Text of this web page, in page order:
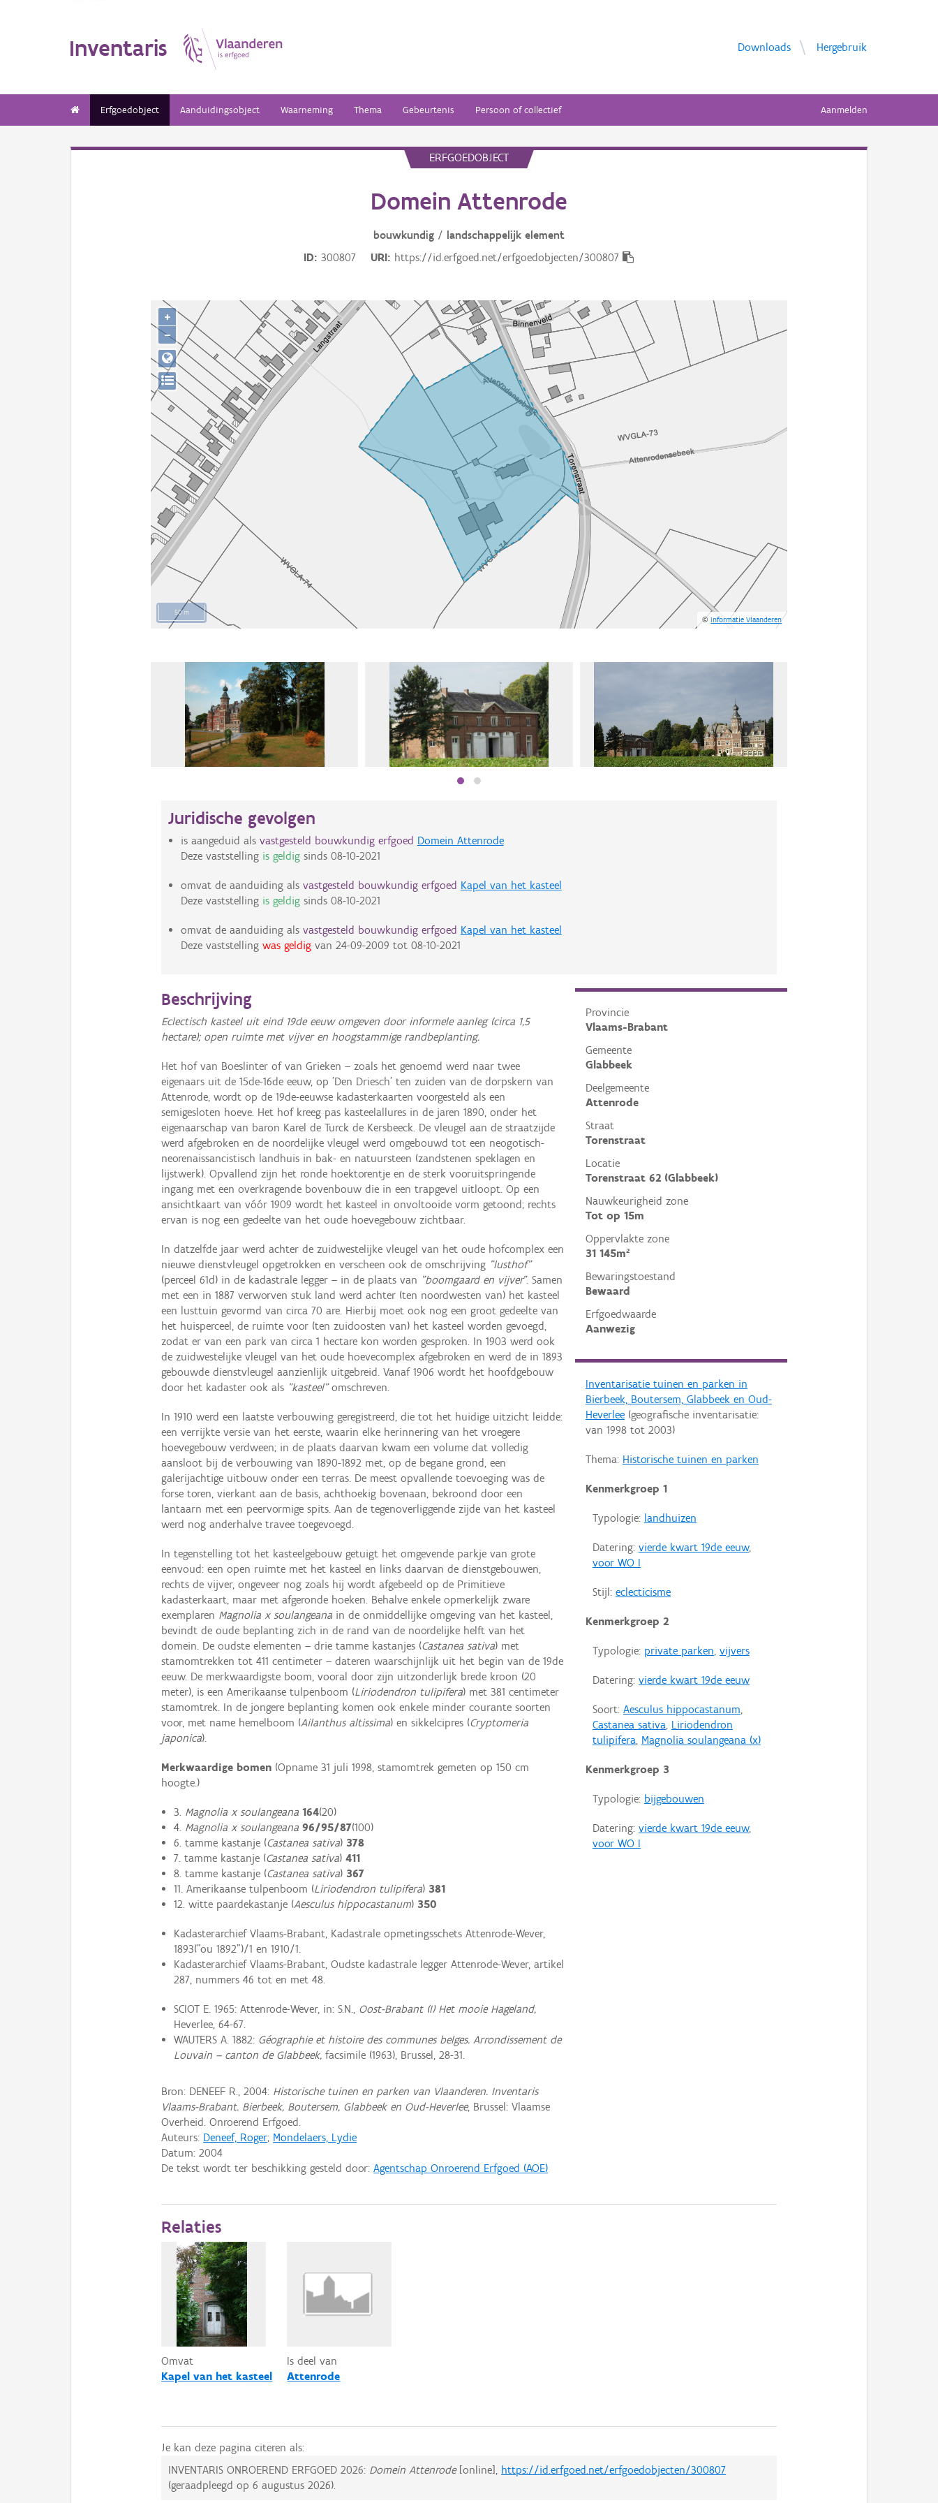
Inventaris Downloads Hergebruik
Erfgoedobject Aanduidingsobject Waarneming Thema Gebeurtenis Persoon of collectief Aanmelden
ERFGOEDOBJECT
Domein Attenrode
bouwkundig/ landschappelijk element
ID
300807 URI https://id.erfgoed.net/erfgoedobjecten/300807
50 m
©Informatie Vlaanderen
+
−
Juridische gevolgen
is aangeduid als vastgesteld bouwkundig erfgoed Domein Attenrode
Deze vaststelling is geldigsinds 08-10-2021
omvat de aanduiding als vastgesteld bouwkundig erfgoed Kapel van het kasteel
Deze vaststelling is geldigsinds 08-10-2021
omvat de aanduiding als vastgesteld bouwkundig erfgoed Kapel van het kasteel
Deze vaststelling was geldigvan 24-09-2009 tot 08-10-2021
Provincie
Vlaams-Brabant
Gemeente
Glabbeek
Deelgemeente
Attenrode
Straat
Torenstraat
Locatie
Torenstraat 62 (Glabbeek)
Nauwkeurigheid zone
Tot op 15m
Oppervlakte zone
31 145m²
Bewaringstoestand
Bewaard
Erfgoedwaarde
Aanwezig
Inventarisatie tuinen en parken in
Bierbeek, Boutersem, Glabbeek en Oud-
Heverlee(geografische inventarisatie:
van 1998tot 2003)
Thema: Historische tuinen en parken
Kenmerkgroep 1
Typologie: landhuizen
Datering: vierde kwart 19de eeuw,
voor WO I
Stijl: eclecticisme
Kenmerkgroep 2
Typologie: private parken, vijvers
Datering: vierde kwart 19de eeuw
Soort: Aesculus hippocastanum,
Castanea sativa, Liriodendron
tulipifera, Magnolia soulangeana (x)
Kenmerkgroep 3
Typologie: bijgebouwen
Datering: vierde kwart 19de eeuw,
voor WO I
Beschrijving
Eclectisch kasteel uit eind 19de eeuw omgeven door informele aanleg (circa 1,5
hectare); open ruimte met vijver en hoogstammige randbeplanting.
Het hof van Boeslinter of van Grieken – zoals het genoemd werd naar twee
eigenaars uit de 15de-16de eeuw, op 'Den Driesch' ten zuiden van de dorpskern van
Attenrode, wordt op de 19de-eeuwse kadasterkaarten voorgesteld als een
semigesloten hoeve. Het hof kreeg pas kasteelallures in de jaren 1890, onder het
eigenaarschap van baron Karel de Turck de Kersbeeck. De vleugel aan de straatzijde
werd afgebroken en de noordelijke vleugel werd omgebouwd tot een neogotisch-
neorenaissancistisch landhuis in bak- en natuursteen (zandstenen speklagen en
lijstwerk). Opvallend zijn het ronde hoektorentje en de sterk vooruitspringende
ingang met een overkragende bovenbouw die in een trapgevel uitloopt. Op een
ansichtkaart van vóór 1909 wordt het kasteel in onvoltooide vorm getoond; rechts
ervan is nog een gedeelte van het oude hoevegebouw zichtbaar.
In datzelfde jaar werd achter de zuidwestelijke vleugel van het oude hofcomplex een
nieuwe dienstvleugel opgetrokken en verscheen ook de omschrijving "lusthof"
(perceel 61d) in de kadastrale legger – in de plaats van "boomgaard en vijver". Samen
met een in 1887 verworven stuk land werd achter (ten noordwesten van) het kasteel
een lusttuin gevormd van circa 70 are. Hierbij moet ook nog een groot gedeelte van
het huisperceel, de ruimte voor (ten zuidoosten van) het kasteel worden gevoegd,
zodat er van een park van circa 1 hectare kon worden gesproken. In 1903 werd ook
de zuidwestelijke vleugel van het oude hoevecomplex afgebroken en werd de in 1893
gebouwde dienstvleugel aanzienlijk uitgebreid. Vanaf 1906 wordt het hoofdgebouw
door het kadaster ook als "kasteel"omschreven.
In 1910 werd een laatste verbouwing geregistreerd, die tot het huidige uitzicht leidde:
een verrijkte versie van het eerste, waarin elke herinnering van het vroegere
hoevegebouw verdween; in de plaats daarvan kwam een volume dat volledig
aansloot bij de verbouwing van 1890-1892 met, op de begane grond, een
galerijachtige uitbouw onder een terras. De meest opvallende toevoeging was de
forse toren, vierkant aan de basis, achthoekig bovenaan, bekroond door een
lantaarn met een peervormige spits. Aan de tegenoverliggende zijde van het kasteel
werd nog anderhalve travee toegevoegd.
In tegenstelling tot het kasteelgebouw getuigt het omgevende parkje van grote
eenvoud: een open ruimte met het kasteel en links daarvan de dienstgebouwen,
rechts de vijver, ongeveer nog zoals hij wordt afgebeeld op de Primitieve
kadasterkaart, maar met afgeronde hoeken. Behalve enkele opmerkelijk zware
exemplaren Magnolia x soulangeana in de onmiddellijke omgeving van het kasteel,
bevindt de oude beplanting zich in de rand van de noordelijke helft van het
domein. De oudste elementen – drie tamme kastanjes (Castanea sativa) met
stamomtrekken tot 411 centimeter – dateren waarschijnlijk uit het begin van de 19de
eeuw. De merkwaardigste boom, vooral door zijn uitzonderlijk brede kroon (20
meter), is een Amerikaanse tulpenboom (Liriodendron tulipifera) met 381 centimeter
stamomtrek. In de jongere beplanting komen ook enkele minder courante soorten
voor, met name hemelboom (Ailanthus altissima) en sikkelcipres (Cryptomeria
japonica).
Merkwaardige bomen (Opname 31 juli 1998, stamomtrek gemeten op 150 cm
hoogte.)
3. Magnolia x soulangeana 164(20)
4. Magnolia x soulangeana 96/95/87(100)
6. tamme kastanje (Castanea sativa) 378
7. tamme kastanje (Castanea sativa) 411
8. tamme kastanje (Castanea sativa) 367
11. Amerikaanse tulpenboom (Liriodendron tulipifera) 381
12. witte paardekastanje (Aesculus hippocastanum) 350
Kadasterarchief Vlaams-Brabant, Kadastrale opmetingsschets Attenrode-Wever,
1893("ou 1892")/1 en 1910/1.
Kadasterarchief Vlaams-Brabant, Oudste kadastrale legger Attenrode-Wever, artikel
287, nummers 46 tot en met 48.
SCIOT E. 1965: Attenrode-Wever, in: S.N., Oost-Brabant (I) Het mooie Hageland,
Heverlee, 64-67.
WAUTERS A. 1882: Géographie et histoire des communes belges. Arron­dissement de
Louvain – canton de Glabbeek, facsimile (1963), Brussel, 28-31.
Bron: DENEEF R., 2004: Historische tuinen en parken van Vlaanderen. Inventaris
Vlaams-Brabant. Bierbeek, Boutersem, Glabbeek en Oud-Heverlee, Brussel: Vlaamse
Overheid. Onroerend Erfgoed.
Auteurs: Deneef, Roger; Mondelaers, Lydie
Datum:2004
De tekst wordt ter beschikking gesteld door:Agentschap Onroerend Erfgoed (AOE)
Relaties
Omvat
Kapel van het kasteel
Is deel van
Attenrode
Je kan deze pagina citeren als:
INVENTARIS ONROEREND ERFGOED 2026: Domein Attenrode[online], https://id.erfgoed.net/erfgoedobjecten/300807
(geraadpleegd op6 augustus 2026).